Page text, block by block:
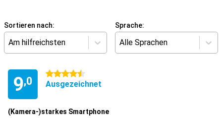
Sortieren nach:
Am hilfreichsten
Sprache:
Alle Sprachen
9,0
4.5 Sterne
Ausgezeichnet
(Kamera-)starkes Smartphone